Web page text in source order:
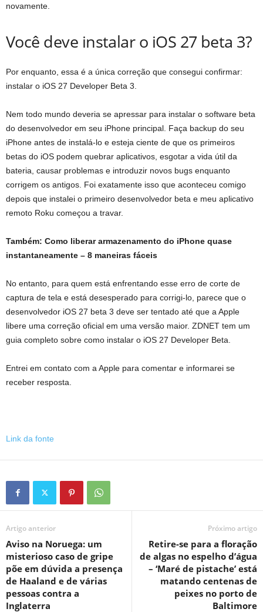
novamente.
Você deve instalar o iOS 27 beta 3?
Por enquanto, essa é a única correção que consegui confirmar:
instalar o iOS 27 Developer Beta 3.
Nem todo mundo deveria se apressar para instalar o software beta
do desenvolvedor em seu iPhone principal. Faça backup do seu
iPhone antes de instalá-lo e esteja ciente de que os primeiros
betas do iOS podem quebrar aplicativos, esgotar a vida útil da
bateria, causar problemas e introduzir novos bugs enquanto
corrigem os antigos. Foi exatamente isso que aconteceu comigo
depois que instalei o primeiro desenvolvedor beta e meu aplicativo
remoto Roku começou a travar.
Também: Como liberar armazenamento do iPhone quase
instantaneamente – 8 maneiras fáceis
No entanto, para quem está enfrentando esse erro de corte de
captura de tela e está desesperado para corrigi-lo, parece que o
desenvolvedor iOS 27 beta 3 deve ser tentado até que a Apple
libere uma correção oficial em uma versão maior. ZDNET tem um
guia completo sobre como instalar o iOS 27 Developer Beta.
Entrei em contato com a Apple para comentar e informarei se
receber resposta.
Link da fonte
Artigo anterior
Aviso na Noruega: um
misterioso caso de gripe
põe em dúvida a presença
de Haaland e de várias
pessoas contra a
Inglaterra
Próximo artigo
Retire-se para a floração
de algas no espelho d’água
– ‘Maré de pistache’ está
matando centenas de
peixes no porto de
Baltimore